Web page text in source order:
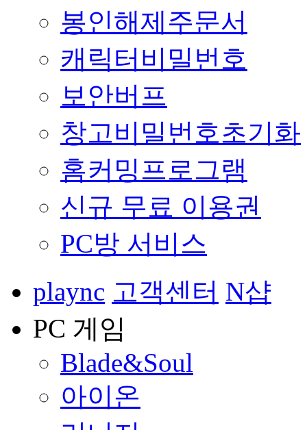
봉인해제주문서
캐릭터비밀번호
보안버프
창고비밀번호초기화
홈커밍프로그램
신규 무료 이용권
PC방 서비스
plaync 고객센터 N샵
PC 게임
Blade&Soul
아이온